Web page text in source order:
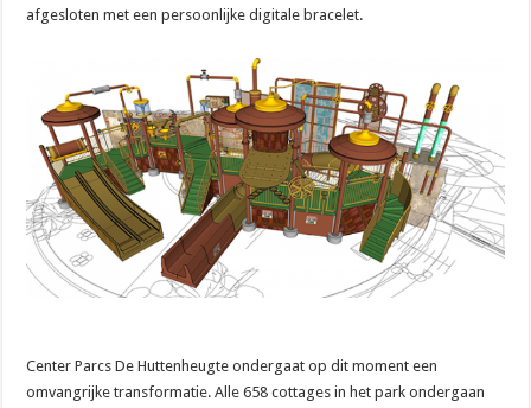
afgesloten met een persoonlijke digitale bracelet.
Center Parcs De Huttenheugte ondergaat op dit moment een
omvangrijke transformatie. Alle 658 cottages in het park ondergaan